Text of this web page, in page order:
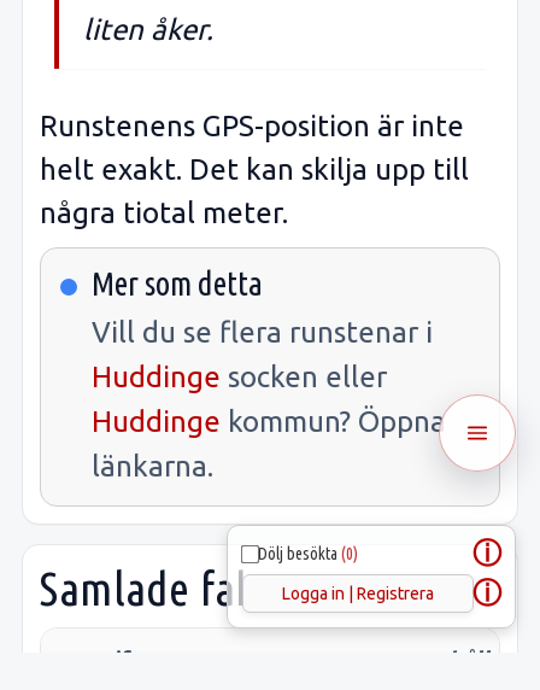
Dölj besökta (0) ⓘ
Logga in | Registrera ⓘ
liten åker.
Runstenens GPS-position är inte
helt exakt. Det kan skilja upp till
några tiotal meter.
Mer som detta
Vill du se flera runstenar i
Huddinge socken eller
Huddinge kommun? Öppna
länkarna.
Samlade fakta
Uppgift Innehåll